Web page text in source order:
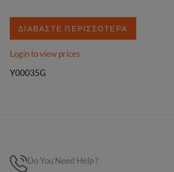
ΔΙΑΒΆΣΤΕ ΠΕΡΙΣΣΌΤΕΡΑ
Login to view prices
Y00035G
Do You Need Help ?